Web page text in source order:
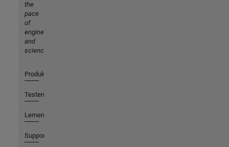
the
pace
of
engineering
and
science
Produkte
Testen oder Kaufen
Lernen
Support